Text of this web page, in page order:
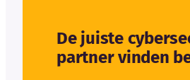
De juiste
partner vinden